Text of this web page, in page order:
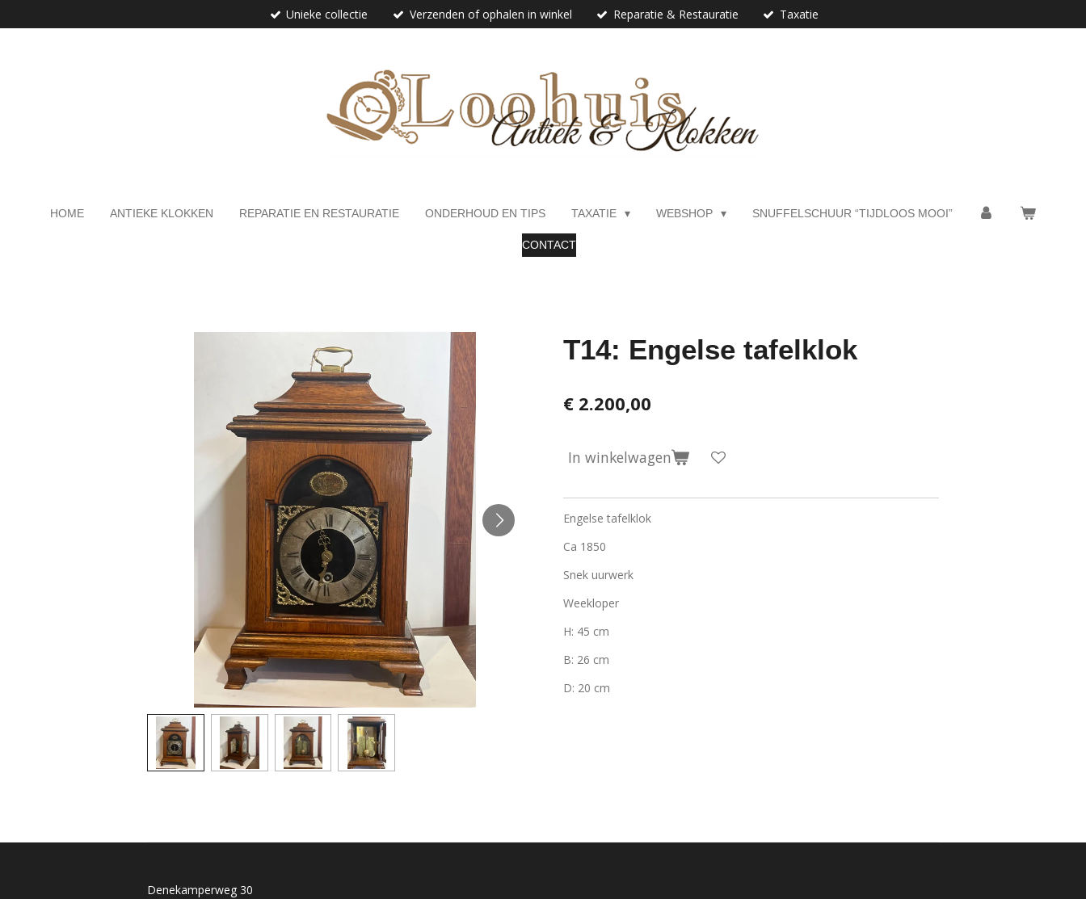
direct
Unieke collectie Verzenden of ophalen in winkel Reparatie & Restauratie Taxatie
HOME ANTIEKE KLOKKEN REPARATIE EN RESTAURATIE ONDERHOUD EN TIPS TAXATIE WEBSHOP SNUFFELSCHUUR “TIJDLOOS MOOI”
CONTACT
T14: Engelse tafelklok
€ 2.200,00
In winkelwagen
Engelse tafelklok
Ca 1850
Snek uurwerk
Weekloper
H: 45 cm
B: 26 cm
D: 20 cm
Denekamperweg 30